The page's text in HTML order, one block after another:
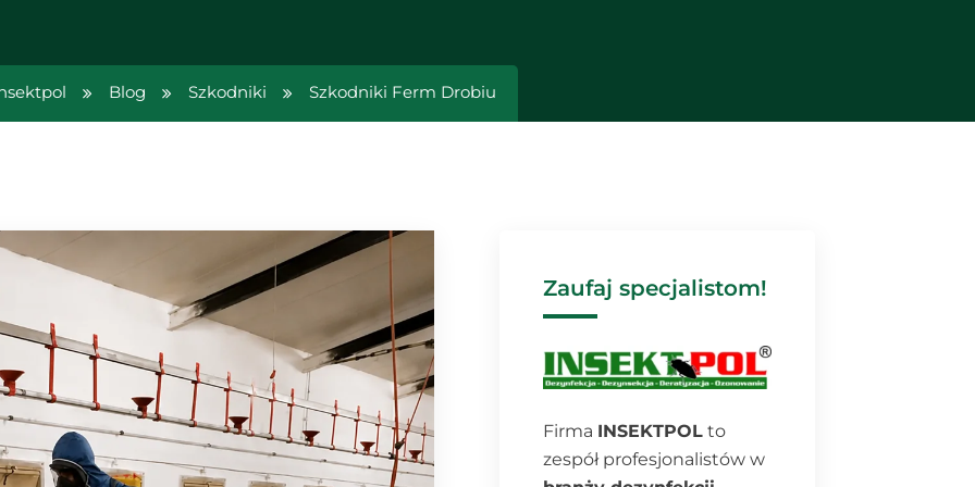
Blog Szkodniki Szkodniki Ferm Drobiu
Zaufaj specjalistom!
Firma INSEKTPOL to
zespół profesjonalistów w